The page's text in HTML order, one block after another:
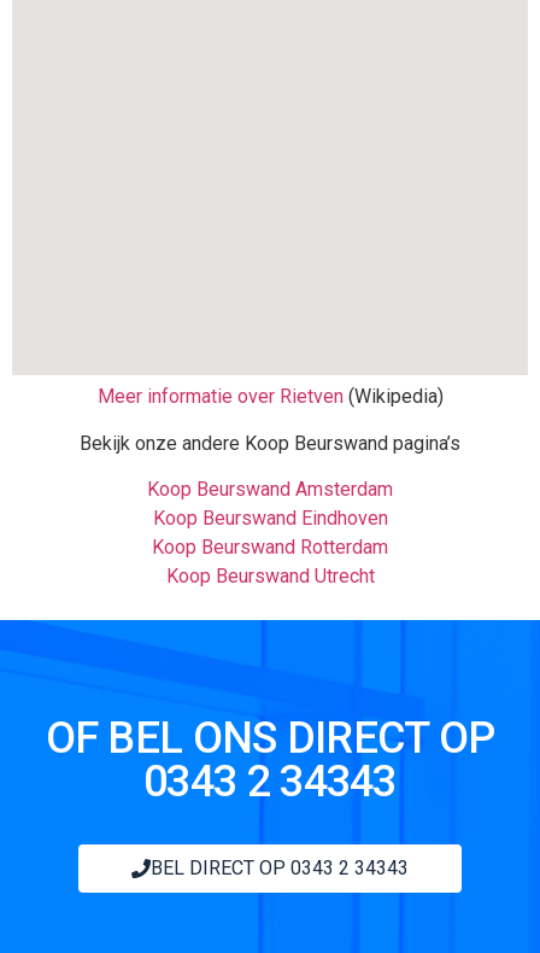
Meer informatie over Rietven(Wikipedia)
Bekijk onze andere Koop Beurswand pagina’s
Koop Beurswand Amsterdam
Koop Beurswand Eindhoven
Koop Beurswand Rotterdam
Koop Beurswand Utrecht
OF BEL ONS DIRECT OP
0343 2 34343
BEL DIRECT OP 0343 2 34343